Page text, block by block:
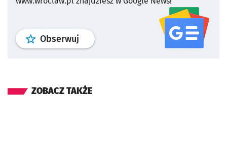
Obserwuj profil serwisu
ZOBACZ TAKŻE